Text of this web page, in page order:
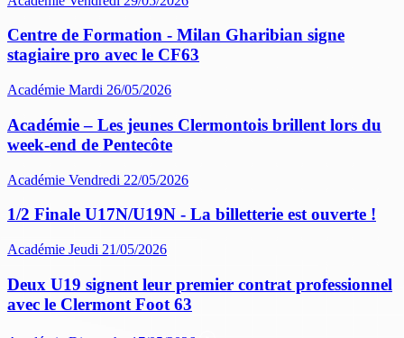
Centre de Formation - Milan Gharibian signe
stagiaire pro avec le CF63
Académie Mardi 26/05/2026
Académie – Les jeunes Clermontois brillent lors du
week-end de Pentecôte
Académie Vendredi 22/05/2026
1/2 Finale U17N/U19N - La billetterie est ouverte !
Académie Jeudi 21/05/2026
Deux U19 signent leur premier contrat professionnel
avec le Clermont Foot 63